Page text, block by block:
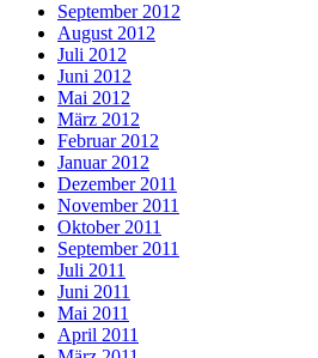
September 2012
August 2012
Juli 2012
Juni 2012
Mai 2012
März 2012
Februar 2012
Januar 2012
Dezember 2011
November 2011
Oktober 2011
September 2011
Juli 2011
Juni 2011
Mai 2011
April 2011